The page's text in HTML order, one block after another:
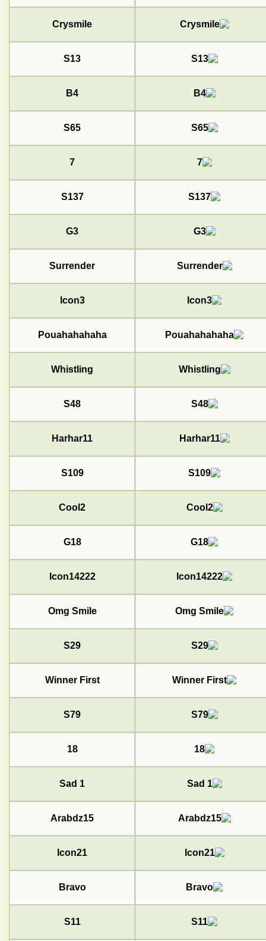
Crysmile
S13
B4
S65
7
S137
G3
Surrender
Icon3
Pouahahahaha
Whistling
S48
Harhar11
S109
Cool2
G18
Icon14222
Omg Smile
S29
Winner First
S79
18
Sad 1
Arabdz15
Icon21
Bravo
S11